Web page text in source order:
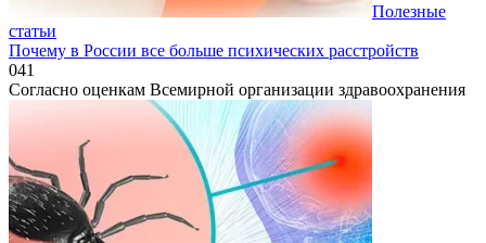
Полезные
статьи
Почему в России все больше психических расстройств
041
Согласно оценкам Всемирной организации здравоохранения